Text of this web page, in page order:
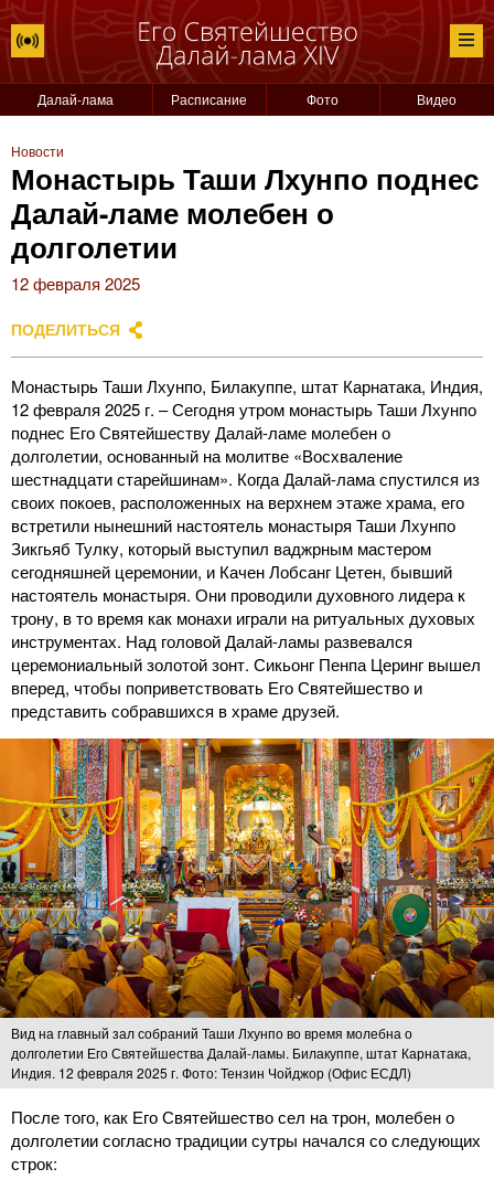
Далай-лама Расписание Фото Видео
Новости
Монастырь Таши Лхунпо поднес
Далай-ламе молебен о
долголетии
12 февраля 2025
ПОДЕЛИТЬСЯ
Монастырь Таши Лхунпо, Билакуппе, штат Карнатака, Индия,
12 февраля 2025 г. – Сегодня утром монастырь Таши Лхунпо
поднес Его Святейшеству Далай-ламе молебен о
долголетии, основанный на молитве «Восхваление
шестнадцати старейшинам». Когда Далай-лама спустился из
своих покоев, расположенных на верхнем этаже храма, его
встретили нынешний настоятель монастыря Таши Лхунпо
Зикгьяб Тулку, который выступил ваджрным мастером
сегодняшней церемонии, и Качен Лобсанг Цетен, бывший
настоятель монастыря. Они проводили духовного лидера к
трону, в то время как монахи играли на ритуальных духовых
инструментах. Над головой Далай-ламы развевался
церемониальный золотой зонт. Сикьонг Пенпа Церинг вышел
вперед, чтобы поприветствовать Его Святейшество и
представить собравшихся в храме друзей.
Вид на главный зал собраний Таши Лхунпо во время молебна о
долголетии Его Святейшества Далай-ламы. Билакуппе, штат Карнатака,
Индия. 12 февраля 2025 г. Фото: Тензин Чойджор (Офис ЕСДЛ)
После того, как Его Святейшество сел на трон, молебен о
долголетии согласно традиции сутры начался со следующих
строк: